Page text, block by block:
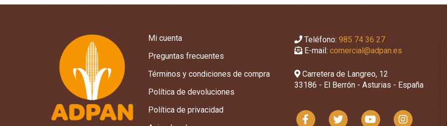
Mi cuenta
Preguntas frecuentes
Términos y condiciones de compra
Política de devoluciones
Política de privacidad
Teléfono: 985 74 36 27
E-mail: comercial@adpan.es
Carretera de Langreo, 12
33186 - El Berrón - Asturias - España